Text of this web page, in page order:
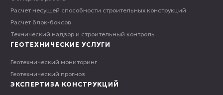
Расчет несущей способности строительных конструкций
Расчет блок-боксов
Технический надзор и строительный контроль
ГЕОТЕХНИЧЕСКИЕ УСЛУГИ
Геотехнический мониторинг
Геотехнический прогноз
ЭКСПЕРТИЗА КОНСТРУКЦИЙ